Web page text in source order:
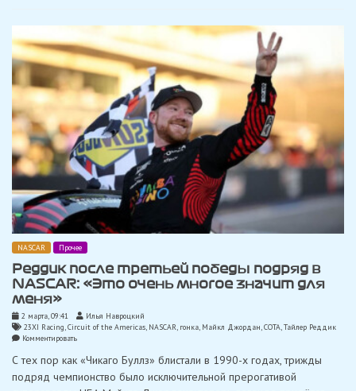
Дарлингтоне
NASCAR Прочее
Реддик после третьей победы подряд в
NASCAR: «Это очень многое значит для
меня»
2 марта, 09:41
Илья Навроцкий
23XI Racing,Circuit of the Americas, NASCAR, гонка, Майкл Джордан,СОТА,Тайлер Реддик
Комментироватьon
после
победы
С тех пор как «Чикаго Буллз» блистали в 1990-х годах, трижды
подряд чемпионство было исключительной прерогативой